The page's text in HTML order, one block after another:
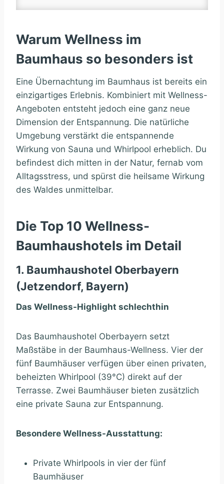
Warum Wellness im
Baumhaus so besonders ist
Eine Übernachtung im Baumhaus ist bereits ein
einzigartiges Erlebnis. Kombiniert mit Wellness-
Angeboten entsteht jedoch eine ganz neue
Dimension der Entspannung. Die natürliche
Umgebung verstärkt die entspannende
Wirkung von Sauna und Whirlpool erheblich. Du
befindest dich mitten in der Natur, fernab vom
Alltagsstress, und spürst die heilsame Wirkung
des Waldes unmittelbar.
Die Top 10 Wellness-
Baumhaushotels im Detail
1. Baumhaushotel Oberbayern
(Jetzendorf, Bayern)
Das Wellness-Highlight schlechthin
Das Baumhaushotel Oberbayern setzt
Maßstäbe in der Baumhaus-Wellness. Vier der
fünf Baumhäuser verfügen über einen privaten,
beheizten Whirlpool (39°C) direkt auf der
Terrasse. Zwei Baumhäuser bieten zusätzlich
eine private Sauna zur Entspannung.
Besondere Wellness-Ausstattung:
Private Whirlpools in vier der fünf
Baumhäuser